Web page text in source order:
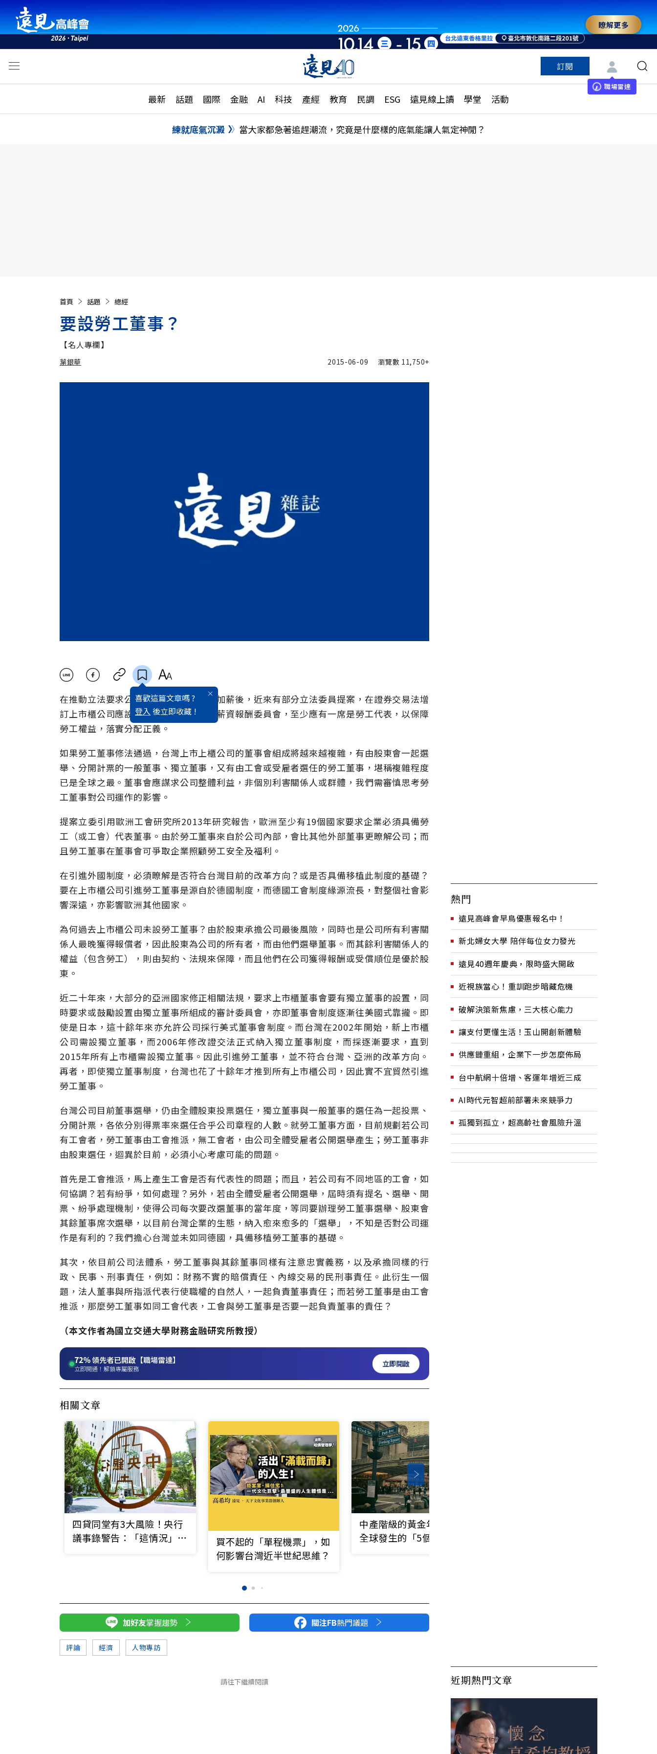
瞭解更多
訂閱
職場雷達
最新 話題 國際 金融 AI 科技 產經 教育 民調 ESG 遠見線上讀 學堂 活動
活動
話題
國際
特輯
大學升學、職涯攻略
縣市施政調查全解析
民調
更多訂閱方案
特色頻道
練就底氣沉澱 當大家都急著追趕潮流，究竟是什麼樣的底氣能讓人氣定神閒？
首頁 話題 總經
要設勞工董事？
【名人專欄】
葉銀華 2015-06-09 瀏覽數 11,750+
喜歡這篇文章嗎 ?
登入 後立即收藏 !
在推動立法要求公司有獲利時要對員工加薪後，近來有部分立法委員提案，在證券交易法增
訂上市櫃公司應設置勞工董事，甚或在薪資報酬委員會，至少應有一席是勞工代表，以保障
勞工權益，落實分配正義。
如果勞工董事修法通過，台灣上市上櫃公司的董事會組成將越來越複雜，有由股東會一起選
舉、分開計票的一般董事、獨立董事，又有由工會或受雇者選任的勞工董事，堪稱複雜程度
已是全球之最。董事會應謀求公司整體利益，非個別利害關係人或群體，我們需審慎思考勞
工董事對公司運作的影響。
提案立委引用歐洲工會研究所2013年研究報告，歐洲至少有19個國家要求企業必須具備勞
工（或工會）代表董事。由於勞工董事來自於公司內部，會比其他外部董事更瞭解公司；而
且勞工董事在董事會可爭取企業照顧勞工安全及福利。
在引進外國制度，必須瞭解是否符合台灣目前的改革方向？或是否具備移植此制度的基礎？
要在上市櫃公司引進勞工董事是源自於德國制度，而德國工會制度緣源流長，對整個社會影
響深遠，亦影響歐洲其他國家。
為何過去上市櫃公司未設勞工董事？由於股東承擔公司最後風險，同時也是公司所有利害關
係人最晚獲得報償者，因此股東為公司的所有者，而由他們選舉董事。而其餘利害關係人的
權益（包含勞工），則由契約、法規來保障，而且他們在公司獲得報酬或受償順位是優於股
東。
近二十年來，大部分的亞洲國家修正相關法規，要求上市櫃董事會要有獨立董事的設置，同
時要求或鼓勵設置由獨立董事所組成的審計委員會，亦即董事會制度逐漸往美國式靠攏。即
使是日本，這十餘年來亦允許公司採行美式董事會制度。而台灣在2002年開始，新上市櫃
公司需設獨立董事，而2006年修改證交法正式納入獨立董事制度，而採逐漸要求，直到
2015年所有上市櫃需設獨立董事。因此引進勞工董事，並不符合台灣、亞洲的改革方向。
再者，即使獨立董事制度，台灣也花了十餘年才推到所有上市櫃公司，因此實不宜貿然引進
勞工董事。
台灣公司目前董事選舉，仍由全體股東投票選任，獨立董事與一般董事的選任為一起投票、
分開計票，各依分別得票率來選任合乎公司章程的人數。就勞工董事方面，目前規劃若公司
有工會者，勞工董事由工會推派，無工會者，由公司全體受雇者公開選舉產生；勞工董事非
由股東選任，迴異於目前，必須小心考慮可能的問題。
首先是工會推派，馬上產生工會是否有代表性的問題；而且，若公司有不同地區的工會，如
何協調？若有紛爭，如何處理？另外，若由全體受雇者公開選舉，屆時須有提名、選舉、開
票、紛爭處理機制，使得公司每次要改選董事的當年度，等同要辦理勞工董事選舉、股東會
其餘董事席次選舉，以目前台灣企業的生態，納入愈來愈多的「選舉」，不知是否對公司運
作是有利的？我們擔心台灣並未如同德國，具備移植勞工董事的基礎。
其次，依目前公司法體系，勞工董事與其餘董事同樣有注意忠實義務，以及承擔同樣的行
政、民事、刑事責任，例如：財務不實的賠償責任、內線交易的民刑事責任。此衍生一個
題，法人董事與所指派代表行使職權的自然人，一起負責董事責任；而若勞工董事是由工會
推派，那麼勞工董事如同工會代表，工會與勞工董事是否要一起負責董事的責任？
（本文作者為國立交通大學財務金融研究所教授）
72%領先者已開啟【職場雷達】
立即開通！解鎖專屬服務
立即開啟
相關文章
四貸同堂有3大風險！央行
議事錄警告：「這情況」恐
買不起的「單程機票」，如
何影響台灣近半世紀思維？
中產階級的黃金年代已過？
全球發生的「5個變化」讓
加好友掌握趨勢 關注FB熱門議題
評論 經濟 人物專訪
請往下繼續閱讀
熱門
遠見高峰會早鳥優惠報名中！
新北婦女大學 陪伴每位女力發光
遠見40週年慶典，限時盛大開啟
近視族當心！重訓跑步暗藏危機
破解決策新焦慮，三大核心能力
讓支付更懂生活！玉山開創新體驗
供應鏈重組，企業下一步怎麼佈局
台中航網十倍增、客運年增近三成
AI時代元智超前部署未來競爭力
孤獨到孤立，超高齡社會風險升溫
近期熱門文章